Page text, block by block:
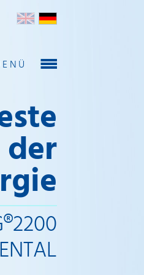
Deutsch
English